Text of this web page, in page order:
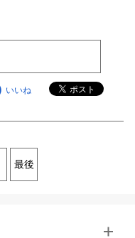
いいね
最後